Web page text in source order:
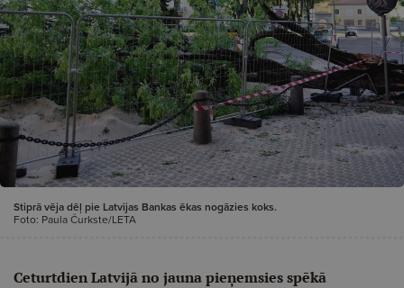
Stiprā vēja dēļ pie Latvijas Bankas ēkas nogāzies koks.
Foto: Paula Čurkste/LETA
Ceturtdien Latvijā no jauna pieņemsies spēkā